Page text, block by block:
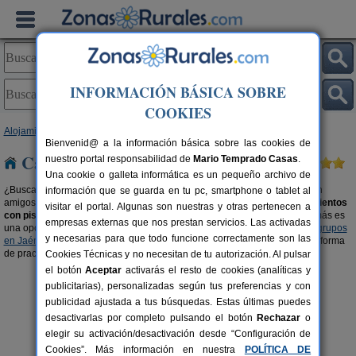
Alojamientos
Casas rurales con piscina en Jaén
¿Buscas casas rurales con piscina en Jaén? Disfruta del buen tiempo con
amigos, familiares o en pareja. Aquí también encontrarás algunosalojamientos
con piscina climatizada
, para disfrutar en cualquier época del año. Además es
una opción ideal para disfrutar de las ventajas de lascasas rurales para grupos
en Jaén
en un entorno privado, elegante y placentero. Una reconfortante forma
de practicar turismo rural.
INFORMACIÓN BÁSICA SOBRE
COOKIES
Bienvenid@ a la información básica sobre las cookies de
nuestro portal responsabilidad de Mario Temprado Casas.
Una cookie o galleta informática es un pequeño archivo de
información que se guarda en tu pc, smartphone o tablet al
visitar el portal. Algunas son nuestras y otras pertenecen a
empresas externas que nos prestan servicios. Las activadas
y necesarias para que todo funcione correctamente son las
Cookies Técnicas y no necesitan de tu autorización. Al pulsar
el botónAceptar activarás el resto de cookies (analíticas y
publicitarias), personalizadas según tus preferencias y con
publicidad ajustada a tus búsquedas. Estas últimas puedes
desactivarlas por completo pulsando el botón Rechazar o
elegir su activación/desactivación desde “Configuración de
Cookies”. Más información en nuestra
POLÍTICA DE